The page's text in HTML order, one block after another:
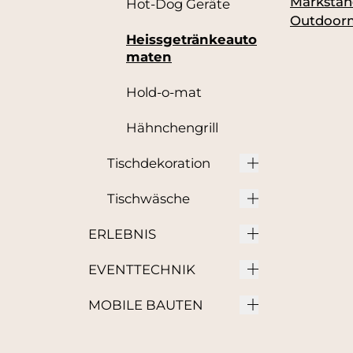
Hot-Dog Geräte
Heissgetränkeauto
maten
Hold-o-mat
Hähnchengrill
Tischdekoration
Tischwäsche
ERLEBNIS
EVENTTECHNIK
MOBILE BAUTEN